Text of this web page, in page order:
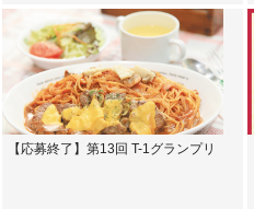
【応募終了】第13回 T-1グランプリ